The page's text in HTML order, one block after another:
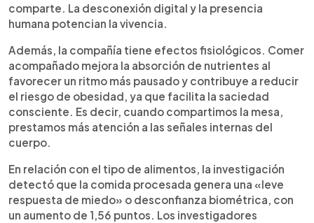
comparte. La desconexión digital y la presencia
humana potencian la vivencia.
Además, la compañía tiene efectos fisiológicos. Comer
acompañado mejora la absorción de nutrientes al
favorecer un ritmo más pausado y contribuye a reducir
el riesgo de obesidad, ya que facilita la saciedad
consciente. Es decir, cuando compartimos la mesa,
prestamos más atención a las señales internas del
cuerpo.
En relación con el tipo de alimentos, la investigación
detectó que la comida procesada genera una «leve
respuesta de miedo» o desconfianza biométrica, con
un aumento de 1,56 puntos. Los investigadores